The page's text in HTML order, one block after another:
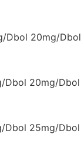
Dbol 20mg/Dbol
Dbol 20mg/Dbol
Dbol 25mg/Dbol